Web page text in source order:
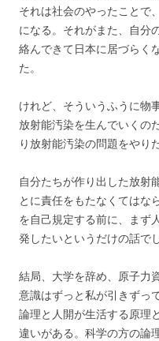
それは社会のやったことで
になる。それがまた、自分
絡んできて日本に居づらく
た。
けれど、そういうふうに物
放射能汚染を生んでいくの
り放射能汚染の問題をやり
自分たちが作り出した放射
とに責任をもたなくてはな
を自己規定する前に、まず
発したいというだけの話でし
結局、大学を辞め、原子力
意識はずっと私が引きずっ
論理と人開が生活する原理
違いがある。科学の方の論